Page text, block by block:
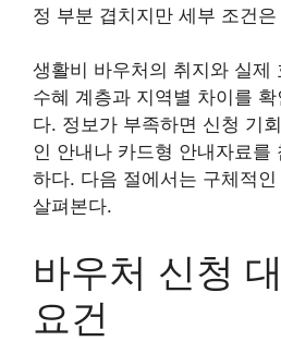
정 부분 겹치지만 세부 조건
생활비 바우처의 취지와 실제
수혜 계층과 지역별 차이를
다. 정보가 부족하면 신청 기
인 안내나 카드형 안내자료를
하다. 다음 절에서는 구체적
살펴본다.
바우처 신청
요건